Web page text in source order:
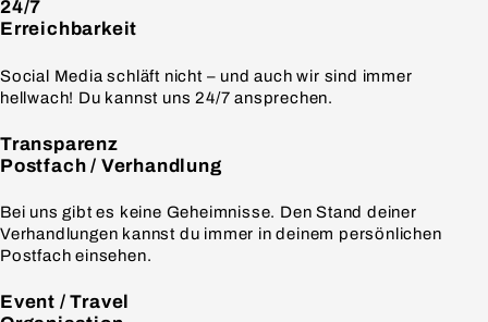
24/7
Erreichbarkeit
Social Media schläft nicht – und auch wir sind immer
hellwach! Du kannst uns 24/7 ansprechen.
Transparenz
Postfach / Verhandlung
Bei uns gibt es keine Geheimnisse. Den Stand deiner
Verhandlungen kannst du immer in deinem persönlichen
Postfach einsehen.
Event / Travel